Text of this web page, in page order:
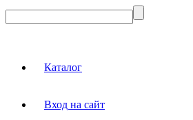
Каталог
Вход на сайт